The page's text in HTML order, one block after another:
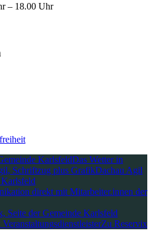
– 18.00 Uhr
Das Wetter in
Dachau Agil
Zu Reservix